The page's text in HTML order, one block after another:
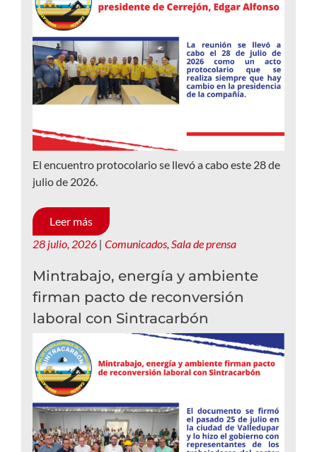
El encuentro protocolario se llevó a cabo este 28 de
julio de 2026.
Leer más
28 julio, 2026 | Comunicados, Sala de prensa
Mintrabajo, energía y ambiente
firman pacto de reconversión
laboral con Sintracarbón